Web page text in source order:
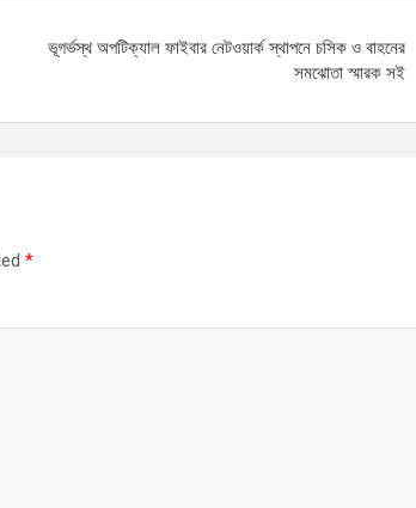
ভূগর্ভস্থ অপটিক্যাল ফাইবার নেটওয়ার্ক স্থাপনে চসিক ও বাহনের
সমঝোতা স্মারক সই
*